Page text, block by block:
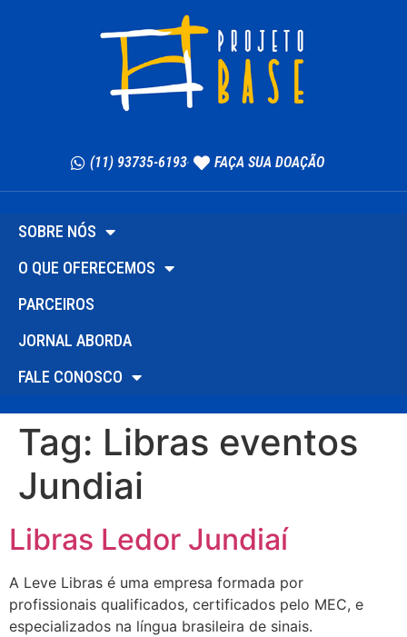
(11) 93735-6193 FAÇA SUA DOAÇÃO
SOBRE NÓS
O QUE OFERECEMOS
PARCEIROS
JORNAL ABORDA
FALE CONOSCO
Tag: Libras eventos
Jundiai
Libras Ledor Jundiaí
A Leve Libras é uma empresa formada por
profissionais qualificados, certificados pelo MEC, e
especializados na língua brasileira de sinais.